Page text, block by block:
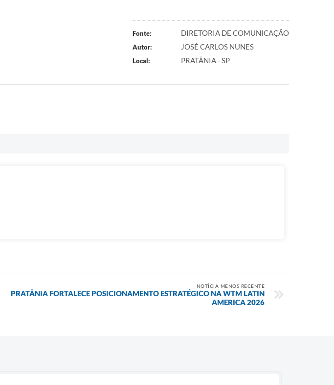
Fonte: DIRETORIA DE COMUNICAÇÃO
Autor: JOSÉ CARLOS NUNES
Local: PRATÂNIA - SP
NOTÍCIA MENOS RECENTE
PRATÂNIA FORTALECE POSICIONAMENTO ESTRATÉGICO NA WTM LATIN
AMERICA 2026